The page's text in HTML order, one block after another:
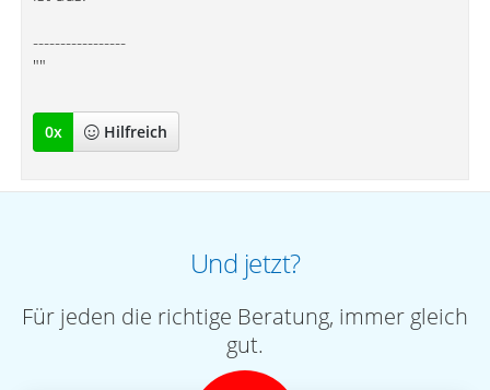
-----------------
""
0x Hilfreich
Und jetzt?
Für jeden die richtige Beratung, immer gleich
gut.